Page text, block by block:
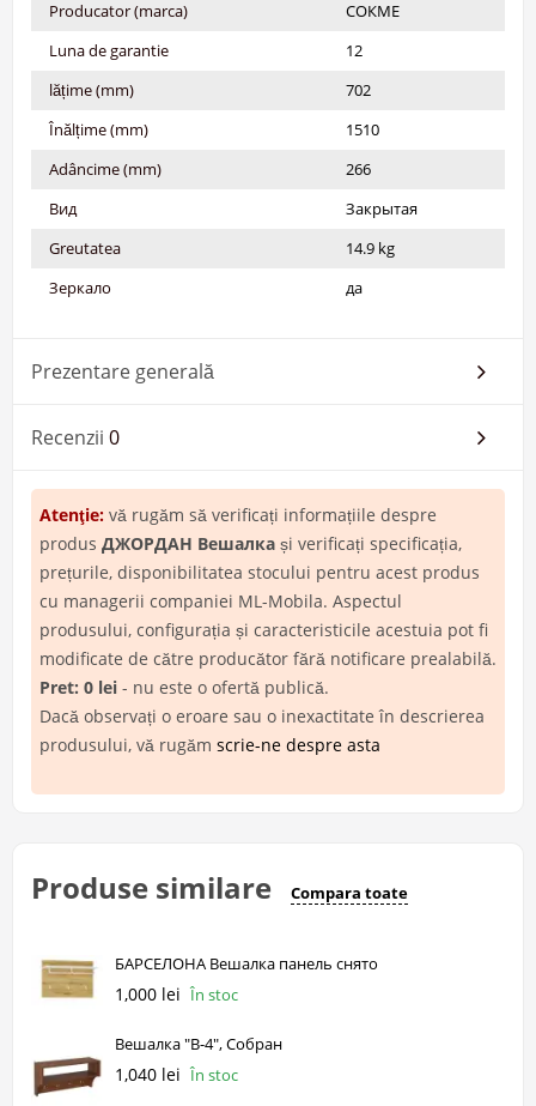
Producator (marca)
СОКМЕ
Luna de garantie
12
lățime (mm)
702
Înălțime (mm)
1510
Adâncime (mm)
266
Вид
Закрытая
Greutatea
14.9 kg
Зеркало
да
Prezentare generală
Recenzii 0
Atenţie: vă rugăm să verificați informațiile despre
produs ДЖОРДАН Вешалка și verificați specificația,
prețurile, disponibilitatea stocului pentru acest produs
cu managerii companiei ML-Mobila. Aspectul
produsului, configurația și caracteristicile acestuia pot fi
modificate de către producător fără notificare prealabilă.
Pret: 0 lei - nu este o ofertă publică.
Dacă observați o eroare sau o inexactitate în descrierea
produsului, vă rugăm scrie-ne despre asta
Produse similare Compara toate
БАРСЕЛОНА Вешалка панель снято
1,000 lei În stoc
Вешалка "В-4", Собран
1,040 lei În stoc